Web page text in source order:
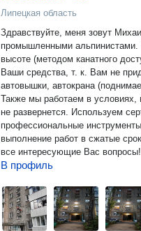
Липецкая область
Здравствуйте, меня зовут
промышленными
высоте (методом канатного
Ваши средства, т. к. Вам не
автовышки, автокрана
Также мы работаем в условиях,
не развернется. Используем
профессиональные
выполнение работ в сжатые
все интересующие Вас вопросы!
В профиль